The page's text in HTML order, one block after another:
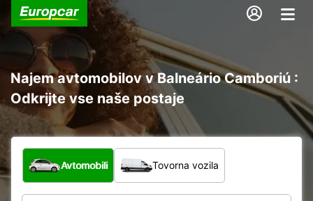
Najem avtomobilov v Balneário Camboriú :
Odkrijte vse naše postaje
Katera vrsta vozila?
Avtomobili Tovorna vozila